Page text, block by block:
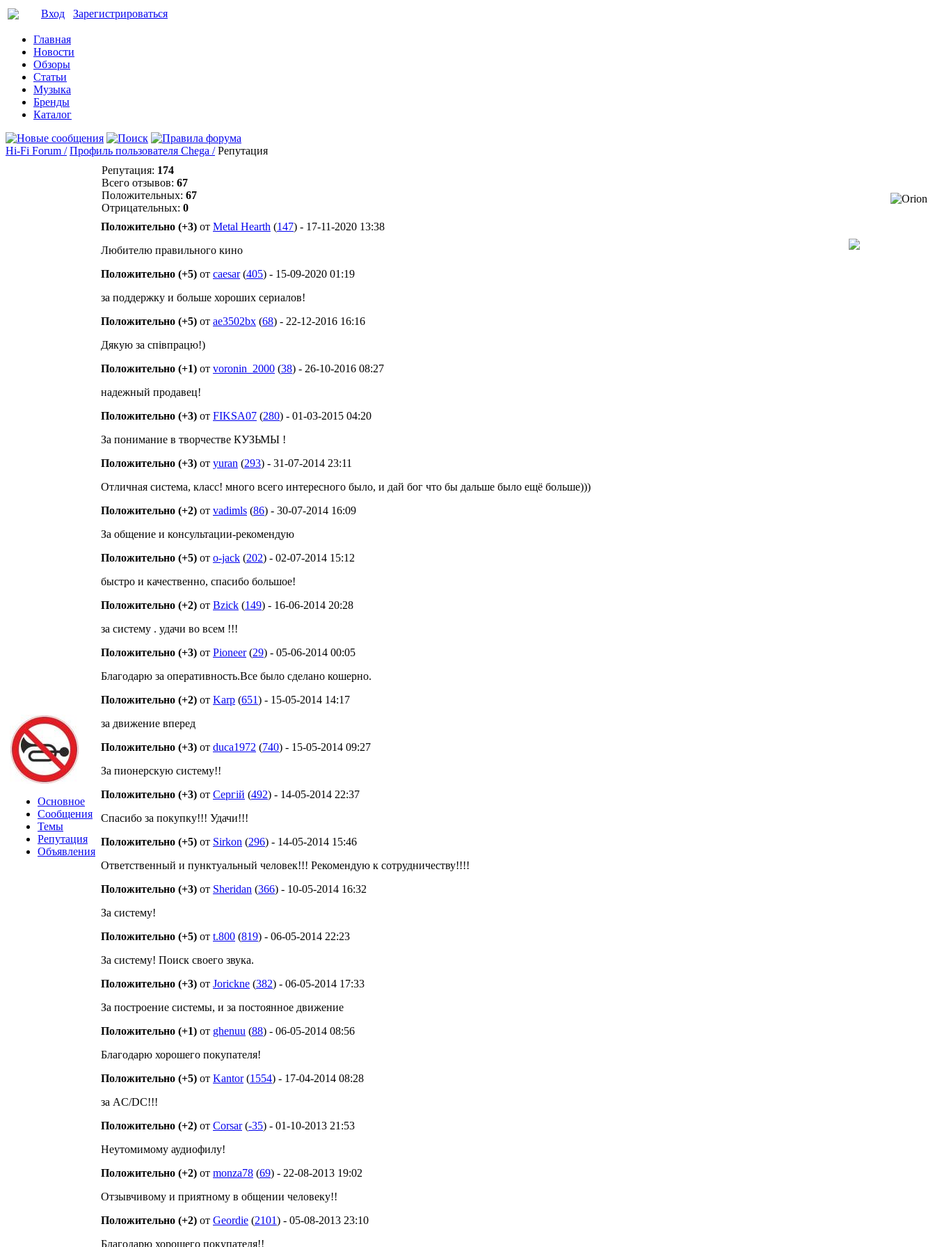
Вход Зарегистрироваться
Главная
Новости
Обзоры
Статьи
Музыка
Бренды
Каталог
Hi-Fi Forum / Профиль пользователя Chega / Репутация
Основное
Сообщения
Темы
Репутация
Объявления
Репутация: 174
Всего отзывов: 67
Положительных: 67
Отрицательных: 0
Положительно (+3) от Metal Hearth (147) - 17-11-2020 13:38
Любителю правильного кино
Положительно (+5) от caesar(405) - 15-09-2020 01:19
за поддержку и больше хороших сериалов!
Положительно (+5) от ae3502bx (68) - 22-12-2016 16:16
Дякую за співпрацю!)
Положительно (+1) от voronin_2000 (38) - 26-10-2016 08:27
надежный продавец!
Положительно (+3) от FIKSA07 (280) - 01-03-2015 04:20
За понимание в творчестве КУЗЬМЫ !
Положительно (+3) от yuran (293) - 31-07-2014 23:11
Отличная система, класс! много всего интересного было, и дай бог что бы дальше было ещё больше)))
Положительно (+2) от vadimls (86) - 30-07-2014 16:09
За общение и консультации-рекомендую
Положительно (+5) от o-jack (202) - 02-07-2014 15:12
быстро и качественно, спасибо большое!
Положительно (+2) от Bzick (149) - 16-06-2014 20:28
за систему . удачи во всем !!!
Положительно (+3) от Pioneer(29) - 05-06-2014 00:05
Благодарю за оперативность.Все было сделано кошерно.
Положительно (+2) от Karp (651) - 15-05-2014 14:17
за движение вперед
Положительно (+3) от duca1972 (740) - 15-05-2014 09:27
За пионерскую систему!!
Положительно (+3) от Сергій (492) - 14-05-2014 22:37
Спасибо за покупку!!! Удачи!!!
Положительно (+5) от Sirkon (296) - 14-05-2014 15:46
Ответственный и пунктуальный человек!!! Рекомендую к сотрудничеству!!!!
Положительно (+3) от Sheridan (366) - 10-05-2014 16:32
За систему!
Положительно (+5) от t.800 (819) - 06-05-2014 22:23
За систему! Поиск своего звука.
Положительно (+3) от Jorickne (382) - 06-05-2014 17:33
За построение системы, и за постоянное движение
Положительно (+1) от ghenuu (88) - 06-05-2014 08:56
Благодарю хорошего покупателя!
Положительно (+5) от Kantor(1554) - 17-04-2014 08:28
за AC/DC!!!
Положительно (+2) от Corsar(-35) - 01-10-2013 21:53
Неутомимому аудиофилу!
Положительно (+2) от monza78 (69) - 22-08-2013 19:02
Отзывчивому и приятному в общении человеку!!
Положительно (+2) от Geordie (2101) - 05-08-2013 23:10
Благодарю хорошего покупателя!!